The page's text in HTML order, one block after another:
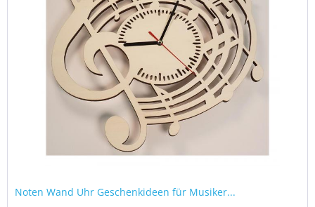
Noten Wand Uhr Geschenkideen für Musiker...